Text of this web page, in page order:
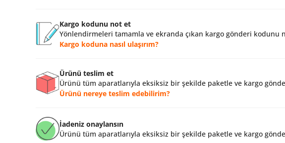
Kargo kodunu not et
Yönlendirmeleri tamamla ve ekranda çıkan kargo gönderi kodunu
Kargo koduna nasıl ulaşırım?
Ürünü teslim et
Ürünü tüm aparatlarıyla eksiksiz bir şekilde paketle ve kargo
Ürünü nereye teslim edebilirim?
İadeniz onaylansın
Ürünü tüm aparatlarıyla eksiksiz bir şekilde paketle ve kargo